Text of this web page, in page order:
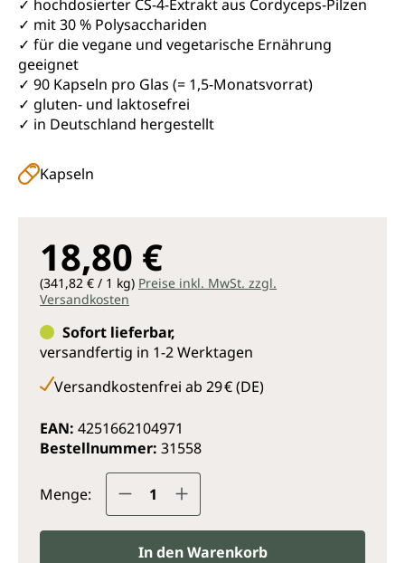
✓ hochdosierter CS-4-Extrakt aus Cordyceps-Pilzen
✓ mit 30 % Polysacchariden
✓ für die vegane und vegetarische Ernährung
geeignet
✓ 90 Kapseln pro Glas (= 1,5-Monatsvorrat)
✓ gluten- und laktosefrei
✓ in Deutschland hergestellt
Kapseln
18,80 €
(341,82 € / 1 kg) Preise inkl. MwSt. zzgl.
Versandkosten
Sofort lieferbar,
versandfertig in 1-2 Werktagen
Versandkostenfrei ab 29 € (DE)
EAN: 4251662104971
Bestellnummer: 31558
Menge: Produkt Anzahl: Gib den
In den Warenkorb